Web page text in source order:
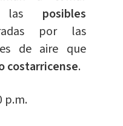
las posibles
por las
de aire que
costarricense.
p.m.